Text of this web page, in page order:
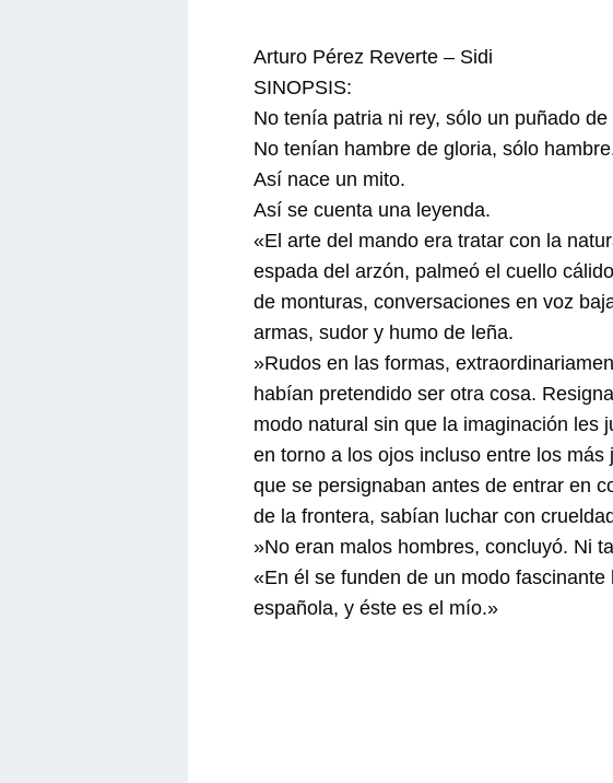
Arturo Pérez Reverte – Sidi
SINOPSIS:
No tenía patria ni rey, sólo un puñado
No tenían hambre de gloria, sólo
Así nace un mito.
Así se cuenta una leyenda.
«El arte del mando era tratar con la
espada del arzón, palmeó el cuello
de monturas, conversaciones en voz
armas, sudor y humo de leña.
»Rudos en las formas,
habían pretendido ser otra cosa.
modo natural sin que la imaginación les
en torno a los ojos incluso entre los
que se persignaban antes de entrar en
de la frontera, sabían luchar con
»No eran malos hombres, concluyó. Ni
«En él se funden de un modo
española, y éste es el mío.»